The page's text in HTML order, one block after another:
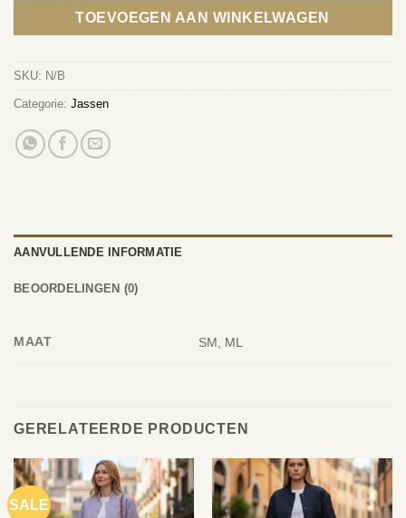
TOEVOEGEN AAN WINKELWAGEN
SKU: N/B
Categorie: Jassen
AANVULLENDE INFORMATIE
BEOORDELINGEN (0)
MAAT SM, ML
GERELATEERDE PRODUCTEN
SALE